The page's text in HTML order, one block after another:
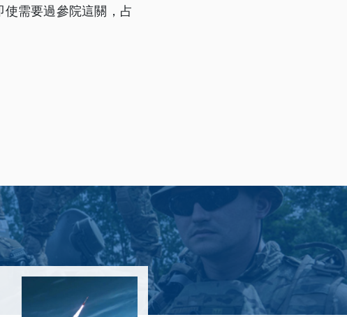
需要過參院這關，占